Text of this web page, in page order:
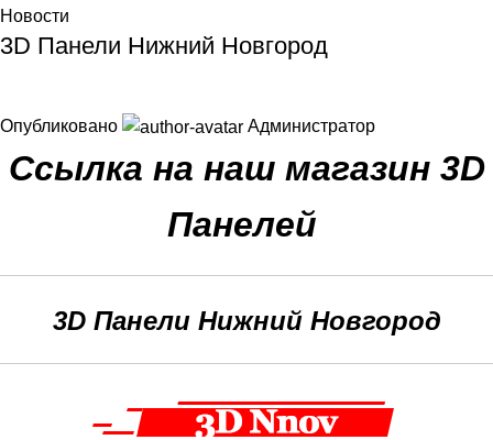
Новости
3D Панели Нижний Новгород
Опубликовано Администратор
Ссылка на наш магазин 3D
Панелей
3D Панели Нижний Новгород